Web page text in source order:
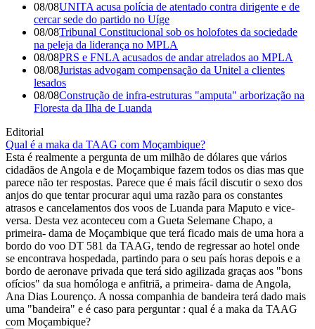
08/08UNITA acusa polícia de atentado contra dirigente e de
cercar sede do partido no Uíge
08/08Tribunal Constitucional sob os holofotes da sociedade
na peleja da liderança no MPLA
08/08PRS e FNLA acusados de andar atrelados ao MPLA
08/08Juristas advogam compensação da Unitel a clientes
lesados
08/08Construção de infra-estruturas "amputa" arborização na
Floresta da Ilha de Luanda
Editorial
Qual é a maka da TAAG com Moçambique?
Esta é realmente a pergunta de um milhão de dólares que vários
cidadãos de Angola e de Moçambique fazem todos os dias mas que
parece não ter respostas. Parece que é mais fácil discutir o sexo dos
anjos do que tentar procurar aqui uma razão para os constantes
atrasos e cancelamentos dos voos de Luanda para Maputo e vice-
versa. Desta vez aconteceu com a Gueta Selemane Chapo, a
primeira- dama de Moçambique que terá ficado mais de uma hora a
bordo do voo DT 581 da TAAG, tendo de regressar ao hotel onde
se encontrava hospedada, partindo para o seu país horas depois e a
bordo de aeronave privada que terá sido agilizada graças aos "bons
ofícios" da sua homóloga e anfitriã, a primeira- dama de Angola,
Ana Dias Lourenço. A nossa companhia de bandeira terá dado mais
uma "bandeira" e é caso para perguntar : qual é a maka da TAAG
com Moçambique?